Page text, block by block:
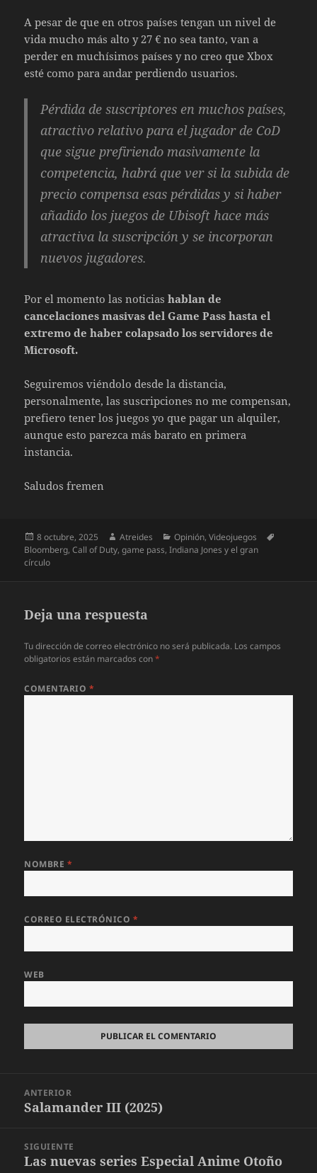
A pesar de que en otros países tengan un nivel de
vida mucho más alto y 27 € no sea tanto, van a
perder en muchísimos países y no creo que Xbox
esté como para andar perdiendo usuarios.
Pérdida de suscriptores en muchos países,
atractivo relativo para el jugador de CoD
que sigue prefiriendo masivamente la
competencia, habrá que ver si la subida de
precio compensa esas pérdidas y si haber
añadido los juegos de Ubisoft hace más
atractiva la suscripción y se incorporan
nuevos jugadores.
Por el momento las noticiashablan de
cancelaciones masivas del Game Pass hasta el
extremo de haber colapsado los servidores de
Microsoft.
Seguiremos viéndolo desde la distancia,
personalmente, las suscripciones no me compensan,
prefiero tener los juegos yo que pagar un alquiler,
aunque esto parezca más barato en primera
instancia.
Saludos fremen
Publicado
el
8 octubre, 2025 Autor
Atreides Categorías
Opinión,Videojuegos
Bloomberg,Call of Duty,game pass,Indiana Jones y el gran
círculo
Deja una respuesta
Tu dirección de correo electrónico no será publicada. Los campos
obligatorios están marcados con*
COMENTARIO *
NOMBRE *
CORREO ELECTRÓNICO *
WEB
entradas
ANTERIOR
Entrada
Salamander III (2025)
SIGUIENTE
Entrada
Las nuevas series Especial Anime Otoño